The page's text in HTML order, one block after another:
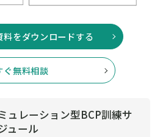
料をダウンロードする
ぐ無料相談
ュレーション型BCP訓練サ
ュール